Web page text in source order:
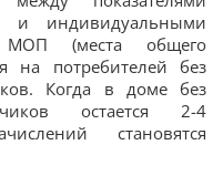
и индивидуальными
(места общего
на потребителей без
Когда в доме без
остается 2-4
становятся